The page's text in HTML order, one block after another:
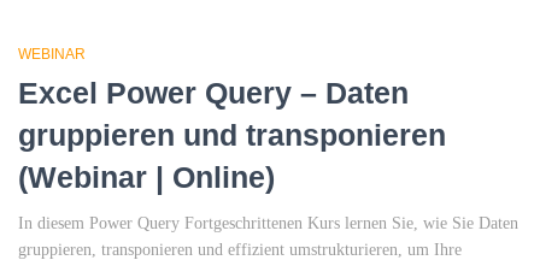
WEBINAR
Excel Power Query – Daten
gruppieren und transponieren
(Webinar | Online)
In diesem Power Query Fortgeschrittenen Kurs lernen Sie, wie Sie Daten
gruppieren, transponieren und effizient umstrukturieren, um Ihre